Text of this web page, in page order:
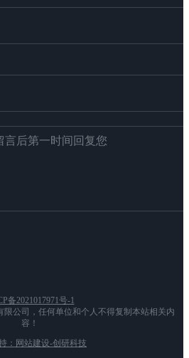
备2021017971号-1
限公司，任何单位和个人不得复制本站相关内
容！
：网站建设-创研科技